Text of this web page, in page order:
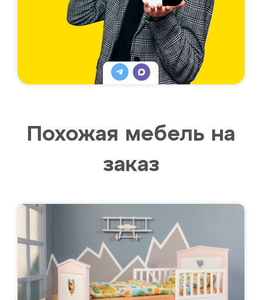
Похожая мебель на
заказ